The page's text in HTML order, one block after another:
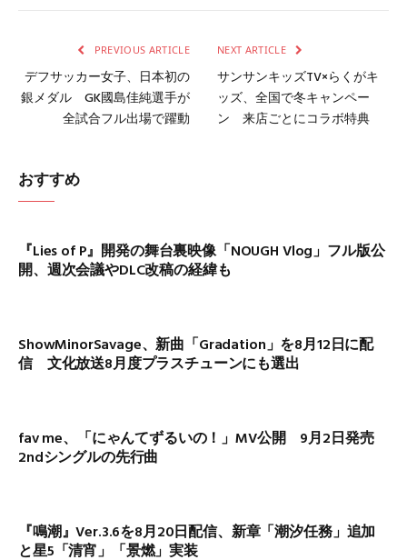
PREVIOUS ARTICLE
デフサッカー女子、日本初の
銀メダル GK國島佳純選手が
全試合フル出場で躍動
NEXT ARTICLE
サンサンキッズTV×らくがキ
ッズ、全国で冬キャンペー
ン 来店ごとにコラボ特典
おすすめ
『Lies of P』開発の舞台裏映像「NOUGH Vlog」フル版公
開、週次会議やDLC改稿の経緯も
ShowMinorSavage、新曲「Gradation」を8月12日に配
信 文化放送8月度プラスチューンにも選出
fav me、「にゃんてずるいの！」MV公開 9月2日発売
2ndシングルの先行曲
『鳴潮』Ver.3.6を8月20日配信、新章「潮汐任務」追加
と星5「清宵」「景燃」実装